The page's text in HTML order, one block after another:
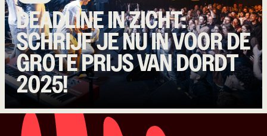
DEADLINE IN ZICHT:
SCHRIJF JE NU IN VOOR DE
GROTE PRIJS VAN DORDT
2025!